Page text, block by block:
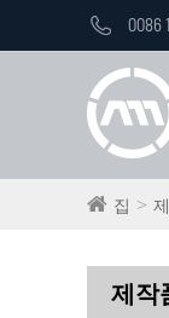
 0086
집
제작